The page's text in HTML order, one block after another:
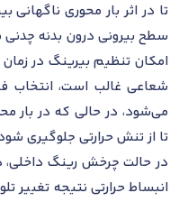
تا در اثر بار محوری
سطح بیرونی درون بدنه چدنی
امکان تنظیم بیرینگ در
شعاعی غالب است، انتخاب
می‌شود، در حالی که در بار
تا از تنش حرارتی جلوگیری
در حالت چرخش رینگ داخلی،
انبساط حرارتی نتیجه تغییر